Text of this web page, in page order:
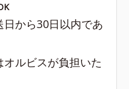
日から30日以内であ
ルビスが負担いた